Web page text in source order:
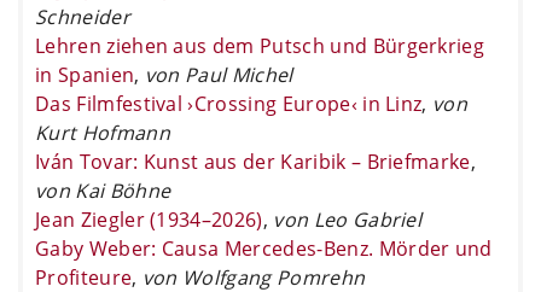
Schneider
Lehren ziehen aus dem Putsch und Bürgerkrieg
in Spanien, von Paul Michel
Das Filmfestival ›Crossing Europe‹ in Linz, von
Kurt Hofmann
Iván Tovar: Kunst aus der Karibik – Briefmarke,
von Kai Böhne
Jean Ziegler (1934–2026), von Leo Gabriel
Gaby Weber: Causa Mercedes-Benz. Mörder und
Profiteure, von Wolfgang Pomrehn